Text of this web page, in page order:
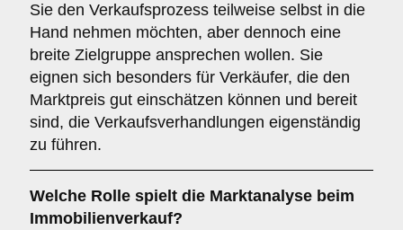
Sie den Verkaufsprozess teilweise selbst in die
Hand nehmen möchten, aber dennoch eine
breite Zielgruppe ansprechen wollen. Sie
eignen sich besonders für Verkäufer, die den
Marktpreis gut einschätzen können und bereit
sind, die Verkaufsverhandlungen eigenständig
zu führen.
Welche Rolle spielt die Marktanalyse beim
Immobilienverkauf?